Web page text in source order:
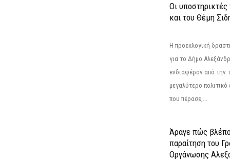
Οι
και του Θέμη
Η προεκλογική
για το Δήμο
ενδιαφέρον από την
μεγαλύτερο
που πέρασε,...
Άραγε πώς
παραίτηση του
Οργάνωσης